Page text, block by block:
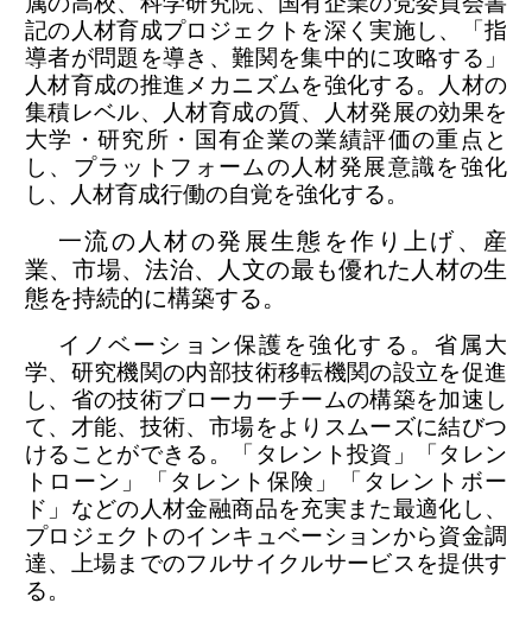
記の人材育成プロジェクトを深く実施し、「指
導者が問題を導き、難関を集中的に攻略する」
人材育成の推進メカニズムを強化する。人材の
集積レベル、人材育成の質、人材発展の効果を
大学・研究所・国有企業の業績評価の重点と
し、プラットフォームの人材発展意識を強化
し、人材育成行働の自覚を強化する。
一流の人材の発展生態を作り上げ、産
業、市場、法治、人文の最も優れた人材の生
態を持続的に構築する。
イノベーション保護を強化する。省属大
学、研究機関の内部技術移転機関の設立を促進
し、省の技術ブローカーチームの構築を加速し
て、才能、技術、市場をよりスムーズに結びつ
けることができる。「タレント投資」「タレン
トローン」「タレント保険」「タレントボー
ド」などの人材金融商品を充実また最適化し、
プロジェクトのインキュベーションから資金調
達、上場までのフルサイクルサービスを提供す
る。